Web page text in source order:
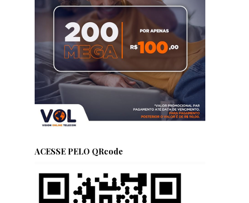
ACESSE PELO QRcode